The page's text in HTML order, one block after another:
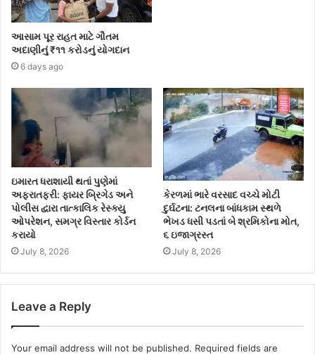
આસામ પૂર રાહત માટે ગૌતમ
અદાણીનું ₹૧૧ કરોડનું યોગદાન
6 days ago
ઇમારત ધરાશાયી થતાં પુણેમાં
અફરાતફરી: ફાયર બ્રિગેડ અને
પોલીસ દ્વારા તાત્કાલિક રેસ્ક્યુ
ઓપરેશન, સમગ્ર વિસ્તાર કોર્ડન
કરાયો
July 8, 2026
કેરળમાં ભારે વરસાદ વચ્ચે મોટી
દુર્ઘટના: ટનલના બાંધકામ સ્થળે
ભેખડ ધસી પડતાં બે શ્રમિકોના મોત,
૬ ઇજાગ્રસ્ત
July 8, 2026
Leave a Reply
Your email address will not be published. Required fields are